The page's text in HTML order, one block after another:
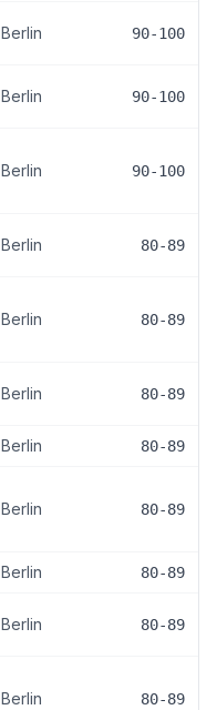
Berlin 90-100
Berlin 90-100
Berlin 90-100
Berlin 80-89
Berlin 80-89
Berlin 80-89
Berlin 80-89
Berlin 80-89
Berlin 80-89
Berlin 80-89
Berlin 80-89